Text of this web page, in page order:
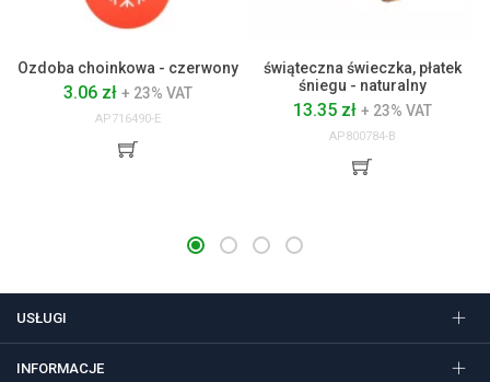
Ozdoba choinkowa - czerwony
3.06 zł + 23% VAT
AP716490-E
świąteczna świeczka, płatek
śniegu - naturalny
13.35 zł + 23% VAT
AP800784-B
USŁUGI
INFORMACJE